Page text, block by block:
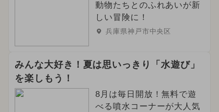
動物たちとのふれあいが新
しい冒険に！
兵庫県神戸市中央区
みんな大好き！夏は思いっきり「水遊び」
を楽しもう！
8月は毎日開放！無料で遊
べる噴水コーナーが大人気